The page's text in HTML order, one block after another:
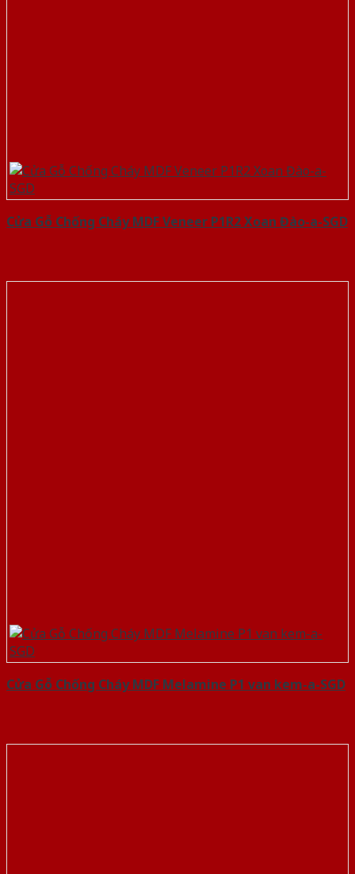
Cửa Gỗ Chống Cháy MDF Veneer P1R2 Xoan Đào-a-SGD
Cửa Gỗ Chống Cháy MDF Melamine P1 van kem-a-SGD